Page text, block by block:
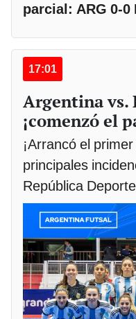
parcial: ARG 0-0
17:01
Argentina vs.
¡comenzó el
¡Arrancó el
principales
República